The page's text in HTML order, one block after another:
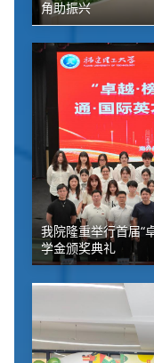
角助振兴
我院隆重举行首届“
学金颁奖典礼